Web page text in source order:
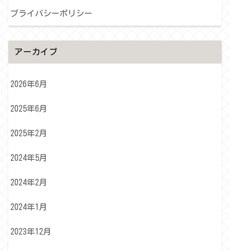
プライバシーポリシー
アーカイブ
2026年6月
2025年6月
2025年2月
2024年5月
2024年2月
2024年1月
2023年12月